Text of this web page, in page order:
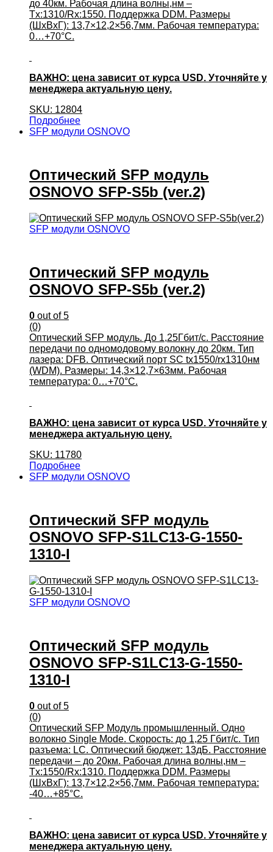
до 40км. Рабочая длина волны,нм –
Tx:1310/Rx:1550. Поддержка DDM. Размеры
(ШхВхГ): 13,7×12,2×56,7мм. Рабочая температура:
0…+70°С.
ВАЖНО: цена зависит от курса USD. Уточняйте у
менеджера актуальную цену.
SKU: 12804
Подробнее
SFP модули OSNOVO
Оптический SFP модуль
OSNOVO SFP-S5b (ver.2)
SFP модули OSNOVO
Оптический SFP модуль
OSNOVO SFP-S5b (ver.2)
0 out of 5
(0)
Оптический SFP модуль. До 1,25Гбит/с. Расстояние
передачи по одномодовому волокну до 20км. Тип
лазера: DFB. Оптический порт SC tx1550/rx1310нм
(WDM). Размеры: 14,3×12,7×63мм. Рабочая
температура: 0…+70°С.
ВАЖНО: цена зависит от курса USD. Уточняйте у
менеджера актуальную цену.
SKU: 11780
Подробнее
SFP модули OSNOVO
Оптический SFP модуль
OSNOVO SFP-S1LC13-G-1550-
1310-I
SFP модули OSNOVO
Оптический SFP модуль
OSNOVO SFP-S1LC13-G-1550-
1310-I
0 out of 5
(0)
Оптический SFP Модуль промышленный. Одно
волокно Single Mode. Скорость: до 1,25 Гбит/c. Тип
разъема: LC. Оптический бюджет: 13дБ. Расстояние
передачи – до 20км. Рабочая длина волны,нм –
Tx:1550/Rx:1310. Поддержка DDM. Размеры
(ШхВхГ): 13,7×12,2×56,7мм. Рабочая температура:
-40…+85°С.
ВАЖНО: цена зависит от курса USD. Уточняйте у
менеджера актуальную цену.